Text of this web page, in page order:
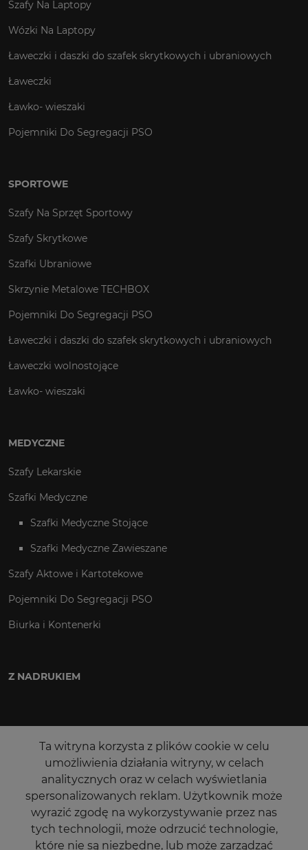
Szafy Na Laptopy
Wózki Na Laptopy
Ławeczki i daszki do szafek skrytkowych i ubraniowych
Ławeczki
Ławko- wieszaki
Pojemniki Do Segregacji PSO
SPORTOWE
Szafy Na Sprzęt Sportowy
Szafy Skrytkowe
Szafki Ubraniowe
Skrzynie Metalowe TECHBOX
Pojemniki Do Segregacji PSO
Ławeczki i daszki do szafek skrytkowych i ubraniowych
Ławeczki wolnostojące
Ławko- wieszaki
MEDYCZNE
Szafy Lekarskie
Szafki Medyczne
Szafki Medyczne Stojące
Szafki Medyczne Zawieszane
Szafy Aktowe i Kartotekowe
Pojemniki Do Segregacji PSO
Biurka i Kontenerki
Z NADRUKIEM
Ta witryna korzysta z plików cookie w celu
umożliwienia działania witryny, w celach
analitycznych oraz w celach wyświetlania
spersonalizowanych reklam. Użytkownik może
wyrazić zgodę na wykorzystywanie przez nas
tych technologii, może odrzucić technologie,
które nie są niezbędne, lub może zarządzać